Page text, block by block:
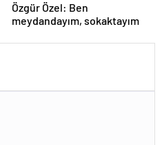
Özgür Özel: Ben
meydandayım, sokaktayım